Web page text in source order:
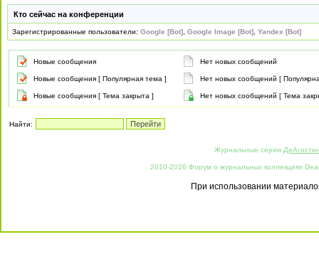
Кто сейчас на конференции
Зарегистрированные пользователи: Google [Bot] Google Image [Bot] Yandex [Bot]
Новые сообщения Нет новых сообщений
Новые сообщения [ Популярная тема ] Нет новых сообщений [
Новые сообщения [ Тема закрыта ] Нет новых сообщений [ Тема
Найти:
Журнальные серии
2010-2026 Форум о журнальных коллекциях
При использовании